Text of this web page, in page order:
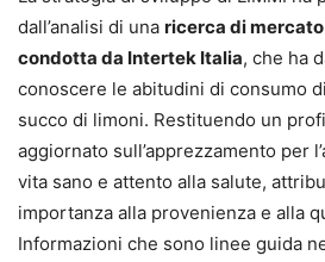
dall’analisi di una ricerca di
condotta da Intertek Italia, che ha
conoscere le abitudini di consumo
succo di limoni. Restituendo un
aggiornato sull’apprezzamento per
vita sano e attento alla salute,
importanza alla provenienza e alla
Informazioni che sono linee guida